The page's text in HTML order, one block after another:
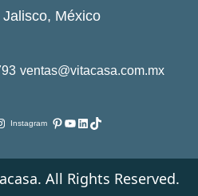
México
ventas@vitacasa.com.mx
Instagram Pinterest
YouTube
LinkedIn
TikTok
All Rights Reserved.